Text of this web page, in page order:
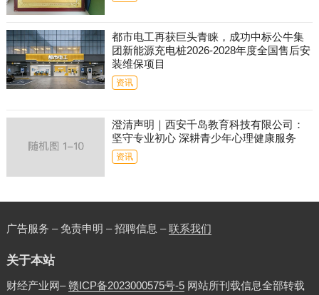
都市电工再获巨头青睐，成功中标公牛集
团新能源充电桩2026-2028年度全国售后安
装维保项目
资讯
澄清声明｜西安千岛教育科技有限公司：
坚守专业初心 深耕青少年心理健康服务
资讯
广告服务 – 免责申明 – 招聘信息 –联系我们
关于本站
财经产业网–赣ICP备2023000575号-5网站所刊载信息全部转载